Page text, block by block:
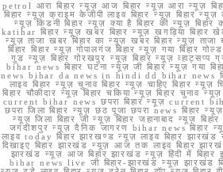
petrol आरा बिहार न्यूज़ आज बिहार न्यूज़ आरा न्यूज़
बिहार न्यूज़ क्राइम केजीपी लाइव बिहार न्यूज़ बिहार न्यूज़
न्यूज़ किडनी बिहार न्यूज़ क्या है बिहार की न्यूज़
katihar बिहार न्यूज़ खबर बिहार न्यूज़ खगड़िया बिहार
न्यूज़ ताजा खबर बिहार का न्यूज़ खबर बिहार न्यूज़
बिहार बिहार न्यूज़ गोपालगंज बिहार न्यूज़ गया बिहार
गुड न्यूज़ बिहार गोरखपुर न्यूज़ बिहार न्यूज़ व्हाट्सप्प
bihar news बिहार घटना न्यूज़ जी बिहार न्यूज़ गया
news bihar da news in hindi dd bihar news
लाइव बिहार न्यूज़ चुनाव बिहार न्यूज़ चाहिए बिहार न्यूज़
बिहार चौकीदार न्यूज़ बिहार चकिया न्यूज़ बिहार चुनाव
current bihar news छपरा बिहार न्यूज़ current
छपरा जिला बिहार न्यूज़ छठ पूजा छपरा news बिहार
न्यूज़ जिला बिहार जी न्यूज़ बिहार जहानाबाद न्यूज़
जगदीशपुर न्यूज़ दैनिक जागरण bihar news बिहार
लाइव today बिहार झारखण्ड न्यूज़ लाइव बिहार
दिखाइए बिहार झारखंड न्यूज़ आज तक लाइव बिहार
झारखंड न्यूज़ आज बिहार झारखंड न्यूज़ हिंदी में
bihar news live जी बिहार-झारखंड न्यूज़ झारखंड